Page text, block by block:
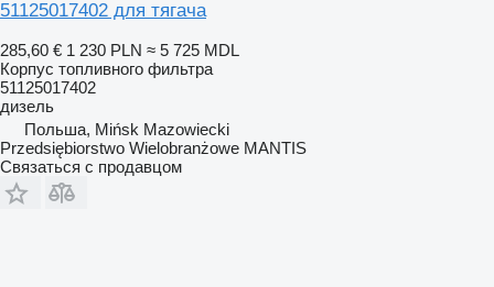
51125017402 для тягача
285,60 € 1 230 PLN ≈ 5 725 MDL
Корпус топливного фильтра
51125017402
дизель
Польша, Mińsk Mazowiecki
Przedsiębiorstwo Wielobranżowe MANTIS
Связаться с продавцом